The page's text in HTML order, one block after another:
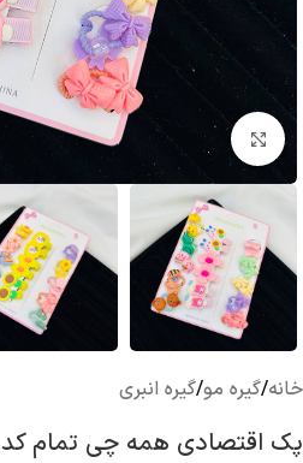
بزرگنمایی تصویر
خانه/گیره مو/گیره انبری
پک اقتصادی همه چی تمام کد 213